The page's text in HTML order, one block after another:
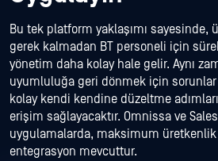
Bu tek platform yaklaşımı
gerek kalmadan BT personeli için
yönetim daha kolay hale gelir. Aynı
uyumluluğa geri dönmek için
kolay kendi kendine düzeltme
erişim sağlayacaktır. Omnissa ve
uygulamalarda, maksimum
entegrasyon mevcuttur.